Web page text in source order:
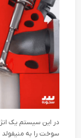
در این سیستم یک
سوخت را به